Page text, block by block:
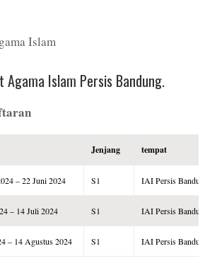
Islam
Islam Persis Bandung.
Jenjang tempat
– 22 Juni 2024 S1 IAI Persis
– 14 Juli 2024 S1 IAI Persis
– 14 Agustus 2024 S1 IAI Persis